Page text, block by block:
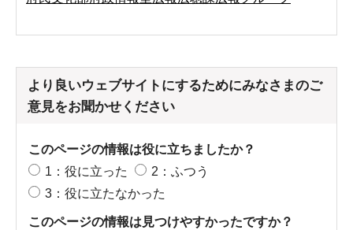
より良いウェブサイトにするためにみなさまのご
意見をお聞かせください
このページの情報は役に立ちましたか？
1：役に立った
2：ふつう
3：役に立たなかった
このページの情報は見つけやすかったですか？